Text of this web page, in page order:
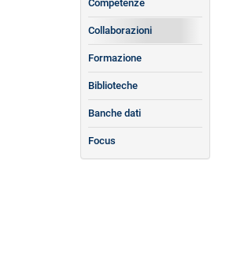
Competenze
Collaborazioni
Formazione
Biblioteche
Banche dati
Focus